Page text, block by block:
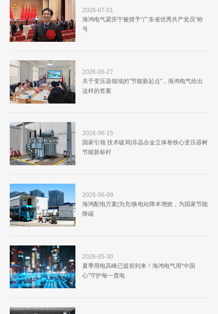
2026-07-01
海鸿电气梁庆宁被授予“广东省优秀共产党员”称
号
2026-06-27
关于变压器领域的“节能新起点”，海鸿电气给出
这样的答案
2026-06-15
国家引领 技术破局|非晶合金立体卷铁心变压器树
节能新标杆
2026-06-09
海鸿配电方案|为充/换电站降本增效，为国家节能
降碳
2026-05-30
夏季用电高峰已提前到来！海鸿电气用“中国
心”守护每一度电